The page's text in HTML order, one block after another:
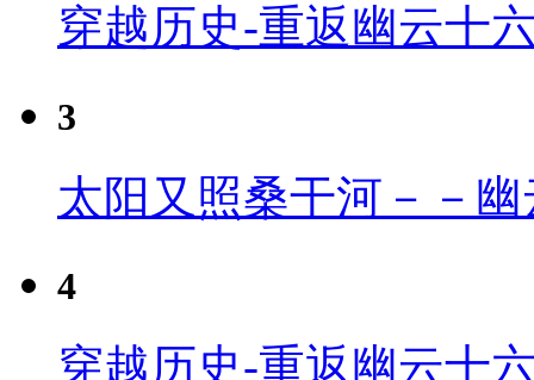
穿越历史-重返幽云十
3
太阳又照桑干河－－
4
穿越历史-重返幽云十